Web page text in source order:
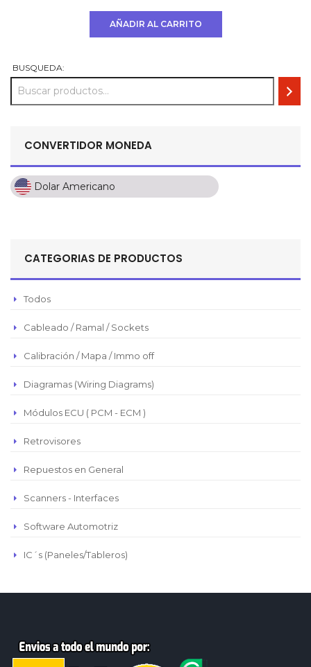
era:
es:
AÑADIR AL CARRITO
BUSQUEDA:
CONVERTIDOR MONEDA
Dolar Americano
Dolar Americano
Pesos Mexicanos
Euro
Real Brasilero
CATEGORIAS DE PRODUCTOS
Todos
Cableado / Ramal / Sockets
Calibración / Mapa / Immo off
Diagramas (Wiring Diagrams)
Módulos ECU ( PCM - ECM )
Retrovisores
Repuestos en General
Scanners - Interfaces
Software Automotriz
IC´s (Paneles/Tableros)